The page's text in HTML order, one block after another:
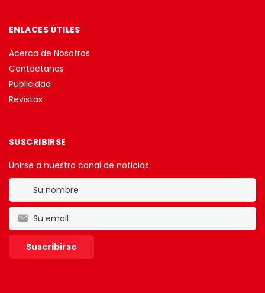
ENLACES ÚTILES
Acerca de Nosotros
Contáctanos
Publicidad
Revistas
SUSCRIBIRSE
Unirse a nuestro canal de noticias